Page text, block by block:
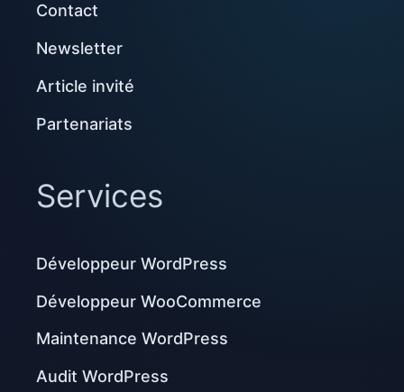
Contact
Newsletter
Article invité
Partenariats
Services
Développeur WordPress
Développeur WooCommerce
Maintenance WordPress
Audit WordPress